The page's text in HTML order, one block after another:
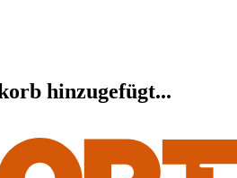
hinzugefügt...